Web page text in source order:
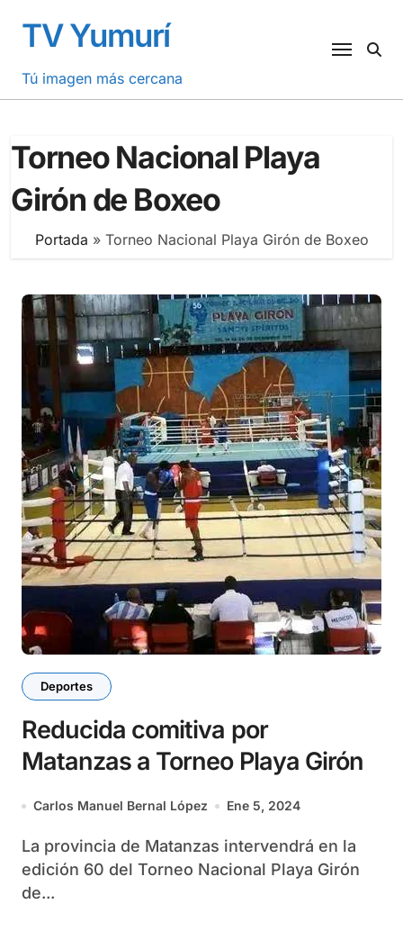
contenido
TV Yumurí
Tú imagen más cercana
Torneo Nacional Playa
Girón de Boxeo
Portada » Torneo Nacional Playa Girón de Boxeo
Deportes
Reducida comitiva por
Matanzas a Torneo Playa Girón
Carlos Manuel Bernal López Ene 5, 2024
La provincia de Matanzas intervendrá en la
edición 60 del Torneo Nacional Playa Girón
de...